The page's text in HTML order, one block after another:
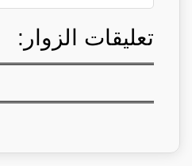
تعليقات الزوار: